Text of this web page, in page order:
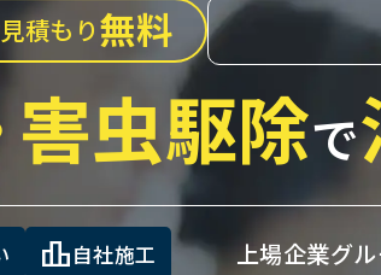
積もり無料
害虫駆除で
leaderboard自社施工 上場企業グ